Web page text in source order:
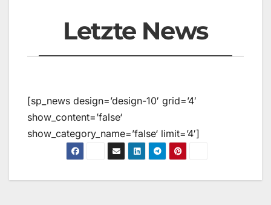
Letzte News
[sp_news design=’design-10′ grid=’4′
show_content=’false‘
show_category_name=’false‘ limit=’4′]